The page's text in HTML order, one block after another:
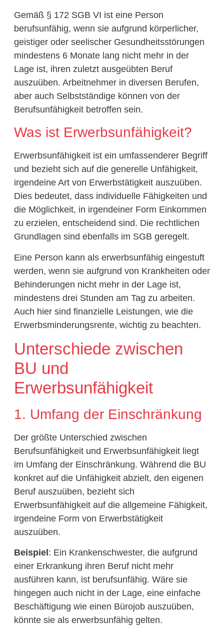
Gemäß § 172 SGB VI ist eine Person
berufsunfähig, wenn sie aufgrund körperlicher,
geistiger oder seelischer Gesundheitsstörungen
mindestens 6 Monate lang nicht mehr in der
Lage ist, ihren zuletzt ausgeübten Beruf
auszuüben. Arbeitnehmer in diversen Berufen,
aber auch Selbstständige können von der
Berufsunfähigkeit betroffen sein.
Was ist Erwerbsunfähigkeit?
Erwerbsunfähigkeit ist ein umfassenderer Begriff
und bezieht sich auf die generelle Unfähigkeit,
irgendeine Art von Erwerbstätigkeit auszuüben.
Dies bedeutet, dass individuelle Fähigkeiten und
die Möglichkeit, in irgendeiner Form Einkommen
zu erzielen, entscheidend sind. Die rechtlichen
Grundlagen sind ebenfalls im SGB geregelt.
Eine Person kann als erwerbsunfähig eingestuft
werden, wenn sie aufgrund von Krankheiten oder
Behinderungen nicht mehr in der Lage ist,
mindestens drei Stunden am Tag zu arbeiten.
Auch hier sind finanzielle Leistungen, wie die
Erwerbsminderungsrente, wichtig zu beachten.
Unterschiede zwischen
BU und
Erwerbsunfähigkeit
1. Umfang der Einschränkung
Der größte Unterschied zwischen
Berufsunfähigkeit und Erwerbsunfähigkeit liegt
im Umfang der Einschränkung. Während die BU
konkret auf die Unfähigkeit abzielt, den eigenen
Beruf auszuüben, bezieht sich
Erwerbsunfähigkeit auf die allgemeine Fähigkeit,
irgendeine Form von Erwerbstätigkeit
auszuüben.
Beispiel : Ein Krankenschwester, die aufgrund
einer Erkrankung ihren Beruf nicht mehr
ausführen kann, ist berufsunfähig. Wäre sie
hingegen auch nicht in der Lage, eine einfache
Beschäftigung wie einen Bürojob auszuüben,
könnte sie als erwerbsunfähig gelten.